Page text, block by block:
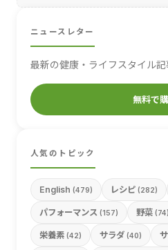
ニュースレター
最新の健康・ライフスタイル記
無料で
人気のトピック
English (479) レシピ (282)
パフォーマンス (157) 野菜 (74)
栄養素 (42) サラダ (40)